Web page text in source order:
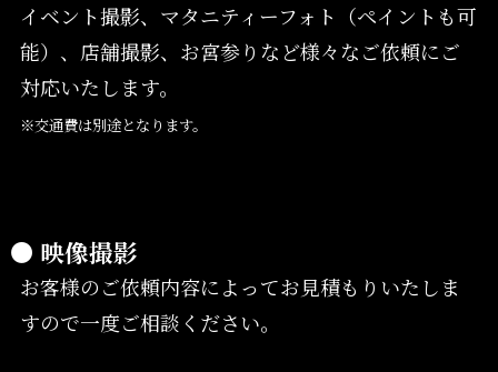
イベント撮影、マタニティーフォト（ペイントも可
能）、店舗撮影、お宮参りなど様々なご依頼にご
対応いたします。
※交通費は別途となります。
● 映像撮影
お客様のご依頼内容によってお見積もりいたしま
すので一度ご相談ください。